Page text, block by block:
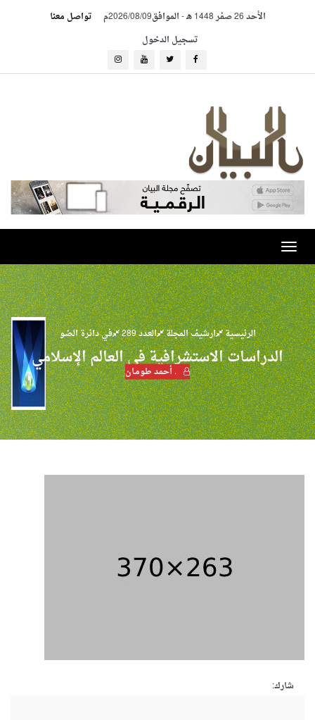
الأحد 26 صفر 1448 هـ -الموافق2026/08/09م
تواصل معنا
تسجيل الدخول
Toggle
navigation
الرئيسية ارشيف المجلة العدد 289 في دائرة الضو
الدراسات الاستشرافية في العالم الإسلامي
. أحمد طومـان
شارك: